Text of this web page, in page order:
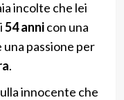
incolte che lei
54 annicon una
passione per
.
innocente che